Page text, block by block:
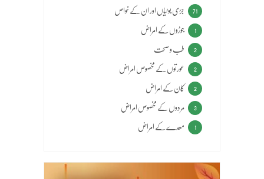
جڑی بوٹیاں اور ان کے خواص 71
جوڑوں کے امراض 1
طب و صحت 2
عورتوں کے مخصوص امراض 2
کان کے امراض 2
مردوں کے مخصوص امراض 3
معدے کے امراض 1